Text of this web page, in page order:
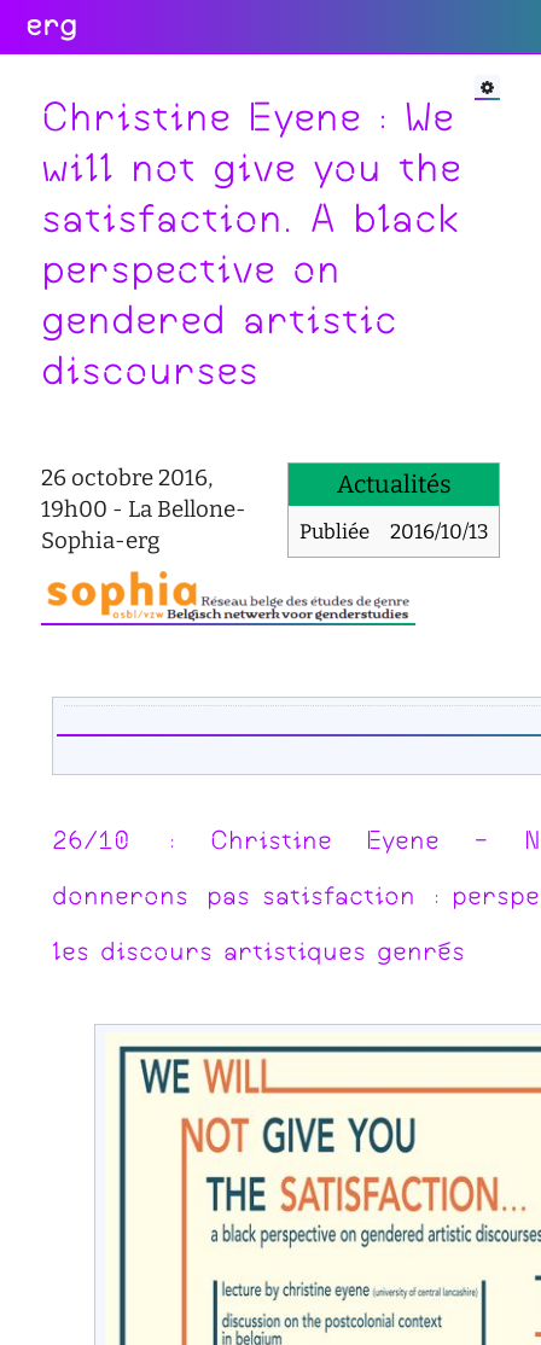
erg
Retour
Infos
pratiques
collectives
informations
administratives
équipes
international
contact
Retour
Soutien
conseil
des
étudiant·e·s
à
réussite
accessibilité
cellule
service
social
tutorat
Retour
Web
portail
des
numériques
réseaux
Rechercher
Christine Eyene : We
will not give you the
satisfaction. A black
perspective on
gendered artistic
discourses
Actualités
Publiée 2016/10/13
26 octobre 2016,
19h00 - La Bellone-
Sophia-erg
26/10 : Christine Eyene -
donnerons pas satisfaction :
les discours artistiques genrés